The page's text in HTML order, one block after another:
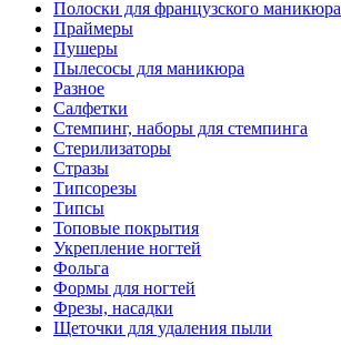
Полоски для французского маникюра
Праймеры
Пушеры
Пылесосы для маникюра
Разное
Салфетки
Стемпинг, наборы для стемпинга
Стерилизаторы
Стразы
Типсорезы
Типсы
Топовые покрытия
Укрепление ногтей
Фольга
Формы для ногтей
Фрезы, насадки
Щеточки для удаления пыли